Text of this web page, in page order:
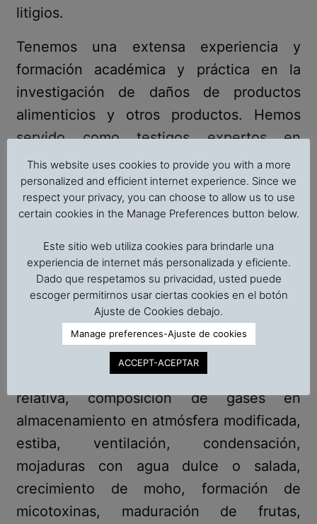
litigios.
Tenemos una extensa experiencia y
formación académica y práctica en la
investigación de daños de productos
alimenticios y otros productos. Hemos
servido como testigos expertos en
tribunales internacionales en casos
relacionados con granos a granel, cacao
en sacos, malta de cervecería, patatas,
refrigeradas.
Podemos analizar la información y
reportes de daños de carga desde un
punto de vista científico, para determinar
su causa más probable, incluida la
desviación de temperatura y humedad
relativa, composición de gases en
almacenamiento en atmósfera modificada,
estiba, ventilación, condensación,
mojaduras con agua dulce o salada,
crecimiento de moho, formación de
micotoxinas, maduración de frutas,
This website uses cookies to provide you with a more
personalized and efficient internet experience. Since we
respect your privacy, you can choose to allow us to use
certain cookies in the Manage Preferences button below.
Este sitio web utiliza cookies para brindarle una
experiencia de internet más personalizada y eficiente.
Dado que respetamos su privacidad, usted puede
escoger permitirnos usar ciertas cookies en el botón
Ajuste de Cookies debajo.
Manage preferences-Ajuste de cookies
ACCEPT-ACEPTAR